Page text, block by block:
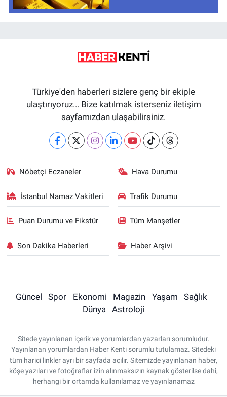
Türkiye'den haberleri sizlere genç bir ekiple
ulaştırıyoruz... Bize katılmak isterseniz iletişim
sayfamızdan ulaşabilirsiniz.
Nöbetçi Eczaneler Hava Durumu
İstanbul Namaz Vakitleri Trafik Durumu
Puan Durumu ve Fikstür Tüm Manşetler
Son Dakika Haberleri Haber Arşivi
Güncel Spor Ekonomi Magazin Yaşam
Sağlık
Dünya
Astroloji
Sitede yayınlanan içerik ve yorumlardan yazarları sorumludur.
Yayınlanan yorumlardan Haber Kenti sorumlu tutulamaz. Sitedeki
tüm harici linkler ayrı bir sayfada açılır. Sitemizde yayınlanan haber,
köşe yazıları ve fotoğraflar izin alınmaksızın kaynak gösterilse dahi,
herhangi bir ortamda kullanılamaz ve yayınlanamaz